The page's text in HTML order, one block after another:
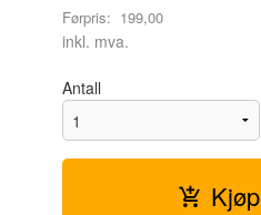
Førpris: 199,00
Rabatt
inkl. mva.
Antall
Kjøp